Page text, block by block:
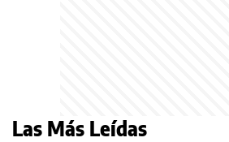
Las Más Leídas